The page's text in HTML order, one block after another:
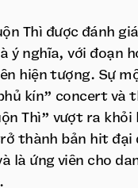
Thì được đánh
ý nghĩa, với đoạn
hiện tượng. Sự
kín” concert và
Thì” vượt ra
thành bản hit đại
là ứng viên cho